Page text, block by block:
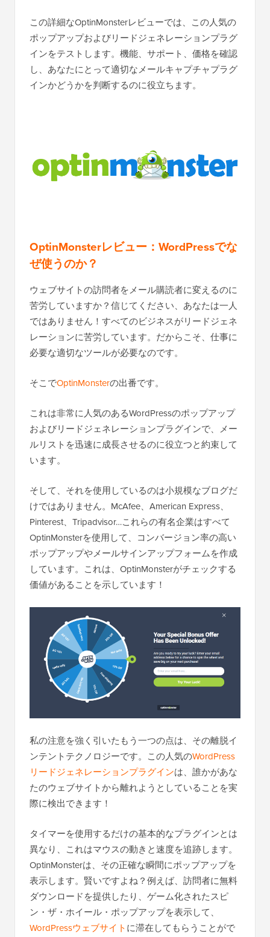
この詳細なOptinMonsterレビューでは、この人気の
ポップアップおよびリードジェネレーションプラグ
インをテストします。機能、サポート、価格を確認
し、あなたにとって適切なメールキャプチャプラグ
インかどうかを判断するのに役立ちます。
OptinMonsterレビュー：WordPressでな
ぜ使うのか？
ウェブサイトの訪問者をメール購読者に変えるのに
苦労していますか？信じてください、あなたは一人
ではありません！すべてのビジネスがリードジェネ
レーションに苦労しています。だからこそ、仕事に
必要な適切なツールが必要なのです。
そこでOptinMonsterの出番です。
これは非常に人気のあるWordPressのポップアップ
およびリードジェネレーションプラグインで、メー
ルリストを迅速に成長させるのに役立つと約束して
います。
そして、それを使用しているのは小規模なブログだ
けではありません。McAfee、American Express、
Pinterest、Tripadvisor…これらの有名企業はすべて
OptinMonsterを使用して、コンバージョン率の高い
ポップアップやメールサインアップフォームを作成
しています。これは、OptinMonsterがチェックする
価値があることを示しています！
私の注意を強く引いたもう一つの点は、その離脱イ
ンテントテクノロジーです。この人気のWordPress
リードジェネレーションプラグインは、誰かがあな
たのウェブサイトから離れようとしていることを実
際に検出できます！
タイマーを使用するだけの基本的なプラグインとは
異なり、これはマウスの動きと速度を追跡します。
OptinMonsterは、その正確な瞬間にポップアップを
表示します。賢いですよね？例えば、訪問者に無料
ダウンロードを提供したり、ゲーム化されたスピ
ン・ザ・ホイール・ポップアップを表示して、
WordPressウェブサイトに滞在してもらうことがで